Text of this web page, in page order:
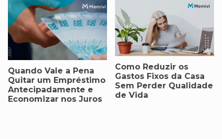
Quando Vale a Pena
Quitar um Empréstimo
Antecipadamente e
Economizar nos Juros
Como Reduzir os
Gastos Fixos da Casa
Sem Perder Qualidade
de Vida